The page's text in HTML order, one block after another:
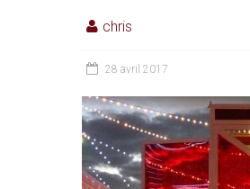
chris
28 avril 2017